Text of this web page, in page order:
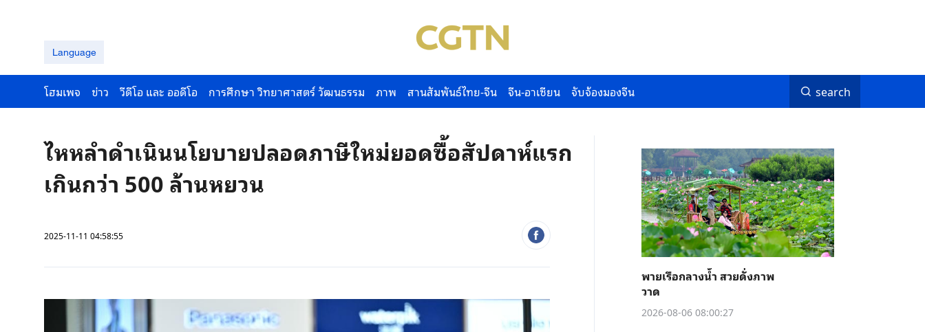
Language
โฮมเพจ ข่าว วีดีโอ และ ออดีโอ การศึกษา วิทยาศาสตร์ วัฒนธรรม ภาพ สานสัมพันธ์ไทย-จีน จีน-อาเซียน จับจ้องมองจีน search
ไหหลำดำเนินนโยบายปลอดภาษีใหม่ยอดซื้อสัปดาห์แรก
เกินกว่า 500 ล้านหยวน
2025-11-11 04:58:55
พายเรือกลางน้ำ สวยดั่งภาพ
วาด
2026-08-06 08:00:27